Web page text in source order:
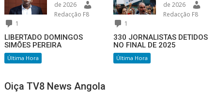
de 2026
Redacção F8
1
LIBERTADO DOMINGOS
SIMÕES PEREIRA
Última Hora
de 2026
Redacção F8
1
330 JORNALISTAS DETIDOS
NO FINAL DE 2025
Última Hora
Oiça TV8 News Angola